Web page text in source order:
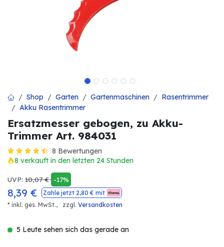
Shop Garten Gartenmaschinen
Rasentrimmer
Akku Rasentrimmer
Ersatzmesser gebogen, zu Akku-
Trimmer Art. 984031
8 Bewertungen
8 verkauft in den letzten 24 Stunden
UVP: 10,07€ -17%
8,39 € Zahle jetzt 2,80 € mit
* inkl. ges. MwSt.,
zzgl. Versandkosten
5 Leute sehen sich das gerade an